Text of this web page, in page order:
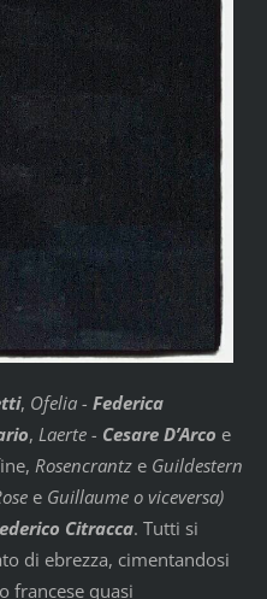
, Ofelia - Federica
, Laerte - Cesare D’Arco e
Rosencrantze Guildestern
e Guillaume o viceversa)
Citracca. Tutti si
di ebrezza, cimentandosi
francese quasi